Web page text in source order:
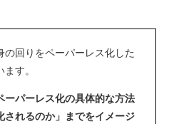
回りをペーパーレス化した
す。
ーパーレス化の具体的な方法
されるのか」までをイメージ